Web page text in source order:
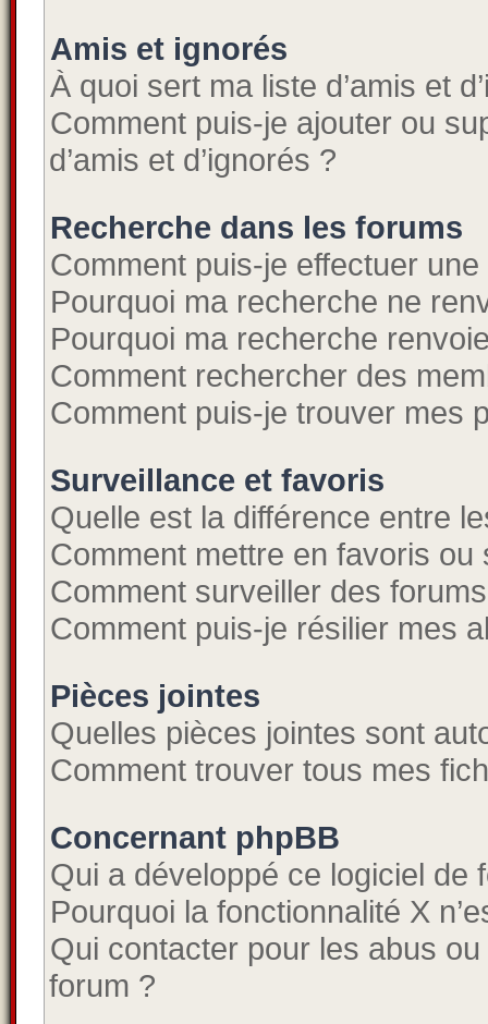
Amis et ignorés
À quoi sert ma liste d’amis et
Comment puis-je ajouter ou
d’amis et d’ignorés ?
Recherche dans les forums
Comment puis-je effectuer
Pourquoi ma recherche ne
Pourquoi ma recherche
Comment rechercher des
Comment puis-je trouver mes
Surveillance et favoris
Quelle est la différence entre
Comment mettre en favoris
Comment surveiller des
Comment puis-je résilier mes
Pièces jointes
Quelles pièces jointes sont
Comment trouver tous mes
Concernant phpBB
Qui a développé ce logiciel de
Pourquoi la fonctionnalité X
Qui contacter pour les abus
forum ?